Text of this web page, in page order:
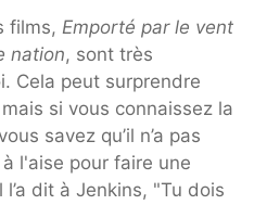
films, Emporté par le vent
nation, sont très
Cela peut surprendre
si vous connaissez la
savez qu’il n’a pas
l'aise pour faire une
dit à Jenkins, "Tu dois